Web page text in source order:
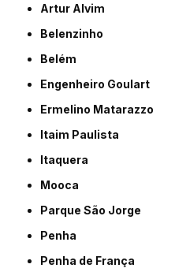
Artur Alvim
Belenzinho
Belém
Engenheiro Goulart
Ermelino Matarazzo
Itaim Paulista
Itaquera
Mooca
Parque São Jorge
Penha
Penha de França